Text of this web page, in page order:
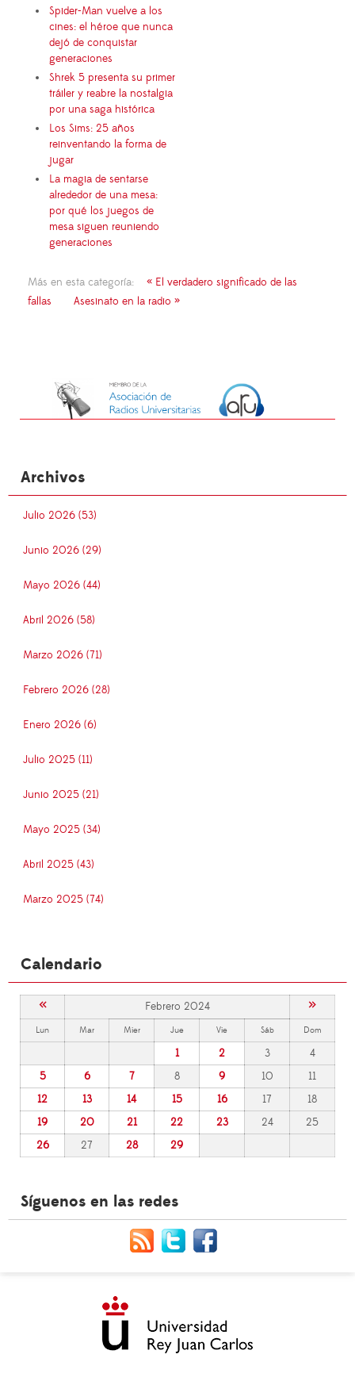
Spider-Man vuelve a los
cines: el héroe que nunca
dejó de conquistar
generaciones
Shrek 5 presenta su primer
tráiler y reabre la nostalgia
por una saga histórica
Los Sims: 25 años
reinventando la forma de
jugar
La magia de sentarse
alrededor de una mesa:
por qué los juegos de
mesa siguen reuniendo
generaciones
Más en esta categoría:
« El verdadero significado de las
fallas
Asesinato en la radio »
Archivos
Julio 2026 (53)
Junio 2026 (29)
Mayo 2026 (44)
Abril 2026 (58)
Marzo 2026 (71)
Febrero 2026 (28)
Enero 2026 (6)
Julio 2025 (11)
Junio 2025 (21)
Mayo 2025 (34)
Abril 2025 (43)
Marzo 2025 (74)
Calendario
« Febrero 2024 »
Lun Mar Mier Jue Vie Sáb Dom
1 2 3
4
5
6 7 8 9 10
11
12
13 14 15 16 17
18
19
20 21 22 23 24
25
26
27 28 29
Síguenos en las redes